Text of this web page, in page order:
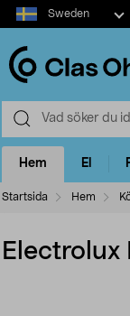
Select
market
Sweden
Hem El
Startsida Hem
Electrolux